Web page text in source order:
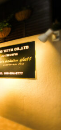
宮城県
埼玉県